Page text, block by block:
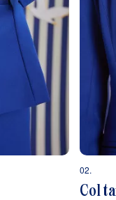
02.
Col